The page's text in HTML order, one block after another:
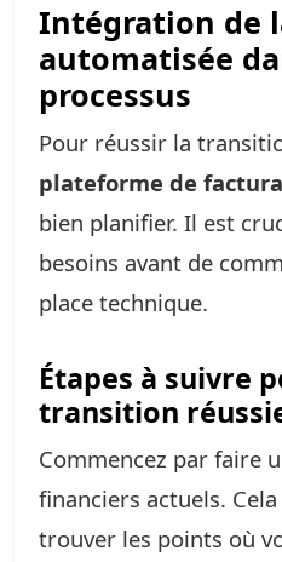
Intégration de
automatisée
processus
Pour réussir la
plateforme de
bien planifier. Il est
besoins avant de
place technique.
Étapes à suivre
transition
Commencez par faire
financiers actuels.
trouver les points où